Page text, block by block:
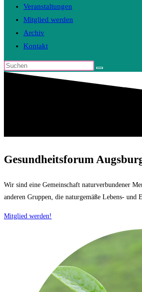
Veranstaltungen
Mitglied werden
Archiv
Kontakt
Diese
Gesundheitsforum
Wir sind eine Gemeinschaft naturverbundener
anderen Gruppen, die naturgemäße Lebens-
Mitglied werden!